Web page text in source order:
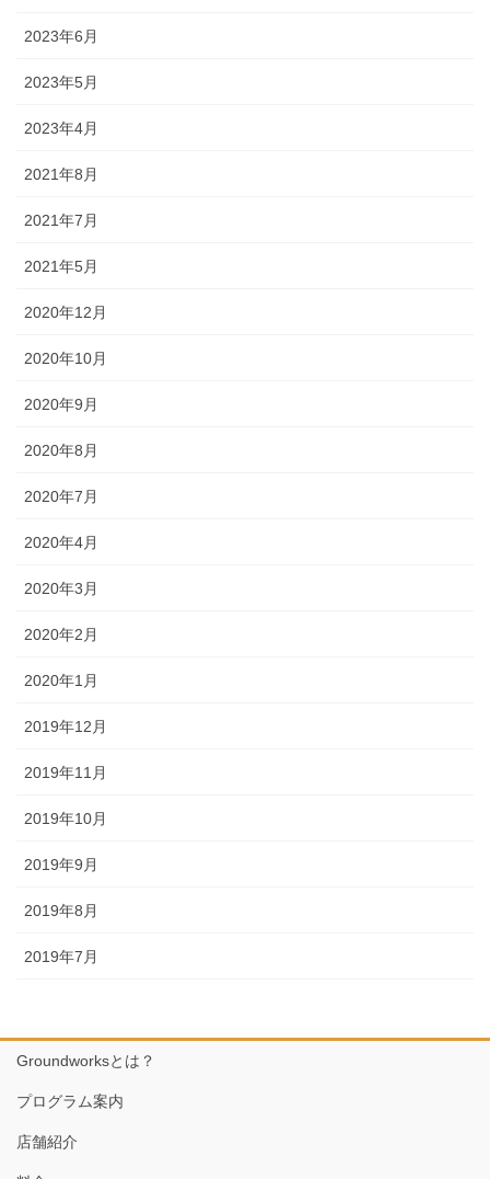
2023年6月
2023年5月
2023年4月
2021年8月
2021年7月
2021年5月
2020年12月
2020年10月
2020年9月
2020年8月
2020年7月
2020年4月
2020年3月
2020年2月
2020年1月
2019年12月
2019年11月
2019年10月
2019年9月
2019年8月
2019年7月
Groundworksとは？
プログラム案内
店舗紹介